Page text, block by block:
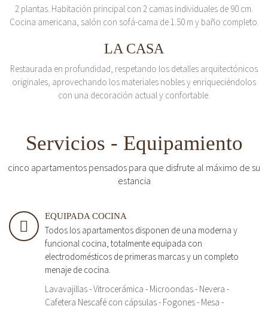
2 plantas. Habitación principal con 2 camas individuales de 90 cm.
Cocina americana, salón con sofá-cama de 1.50 m y baño completo.
LA CASA
Restaurada en profundidad, respetando los detalles arquitectónicos
originales, aprovechando los materiales nobles y enriqueciéndolos
con una decoración actual y confortable.
Servicios - Equipamiento
cinco apartamentos pensados para que disfrute al máximo de su
estancia
EQUIPADA COCINA
Todos los apartamentos disponen de una moderna y
funcional cocina, totalmente equipada con
electrodomésticos de primeras marcas y un completo
menaje de cocina.
Lavavajillas - Vitrocerámica - Microondas - Nevera -
Cafetera Nescafé con cápsulas - Fogones - Mesa -